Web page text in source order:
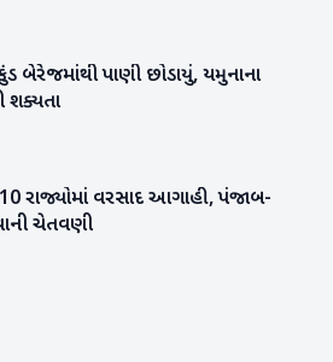
બેરેજમાંથી પાણી છોડાયું, યમુનાના
શક્યતા
રાજ્યોમાં વરસાદ આગાહી, પંજાબ-
ચેતવણી